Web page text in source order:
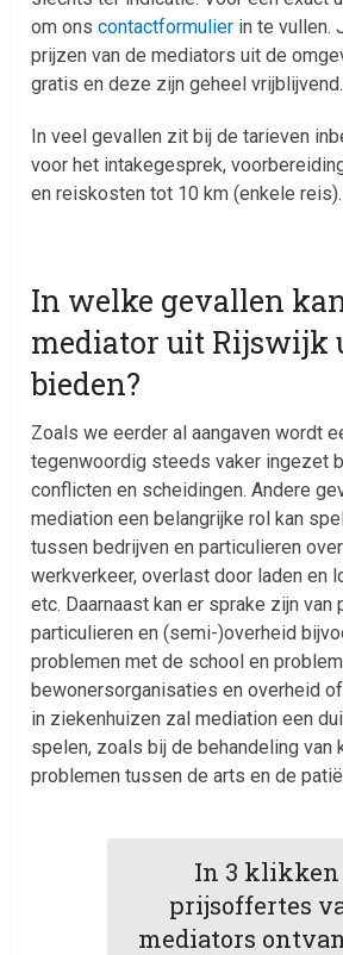
om onscontactformulier in te vullen.
prijzen van de mediators uit de
gratis en deze zijn geheel vrijblijvend.
In veel gevallen zit bij de tarieven
voor het intakegesprek,
en reiskosten tot 10 km (enkele reis).
In welke gevallen
mediator uit Rijswijk
bieden?
Zoals we eerder al aangaven wordt
tegenwoordig steeds vaker ingezet
conflicten en scheidingen. Andere
mediation een belangrijke rol kan
tussen bedrijven en particulieren
werkverkeer, overlast door laden en
etc. Daarnaast kan er sprake zijn
particulieren en (semi-)overheid
problemen met de school en
bewonersorganisaties en overheid
in ziekenhuizen zal mediation een
spelen, zoals bij de behandeling van
problemen tussen de arts en de
In 3 klikken
prijsoffertes
mediators